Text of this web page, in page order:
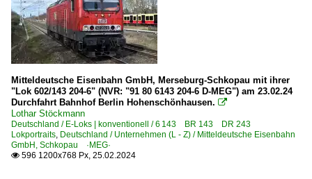
Förderverein Bw Arnstadt (Thüringen), historisch e.V.
Sächsisches Eisenbahnmuseum Chemnitz-Hilbersdorf
Thüringer Eisenbahnverein e. V., Weimar ·TEV·
Museumsbahnen
BSW Gruppe Traditionsgemeinschaft Bw Halle P e.V.
Eisenbahnfreunde Treysa ·EFTS·
Personenwagen | Doppelstockwagen | Mittelwagen
Mitteldeutsche Eisenbahn GmbH, Merseburg-Schkopau mit ihrer
"Lok 602/143 204-6" (NVR: "91 80 6143 204-6 D-MEG") am 23.02.24
Durchfahrt Bahnhof Berlin Hohenschönhausen. 
Lothar Stöckmann
Deutschland / E-Loks | konventionell / 6 143 BR 143 DR 243
Lokportraits, Deutschland / Unternehmen (L - Z) / Mitteldeutsche Eisenbahn
GmbH, Schkopau ·MEG·
 596 1200x768 Px, 25.02.2024